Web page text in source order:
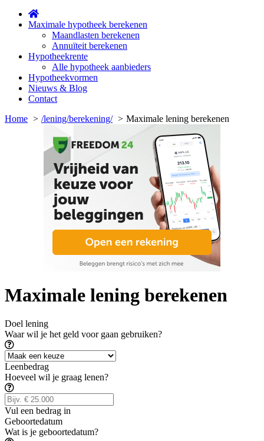
Maximale hypotheek berekenen
Maandlasten berekenen
Annuïteit berekenen
Hypotheekrente
Alle hypotheek aanbieders
Hypotheekvormen
Nieuws & Blog
Contact
Home
/lening/berekening/ Maximale lening berekenen
Maximale lening berekenen
Doel lening
Waar wil je het geld voor gaan gebruiken?
Leenbedrag
Hoeveel wil je graag lenen?
Vul een bedrag in
Geboortedatum
Wat is je geboortedatum?